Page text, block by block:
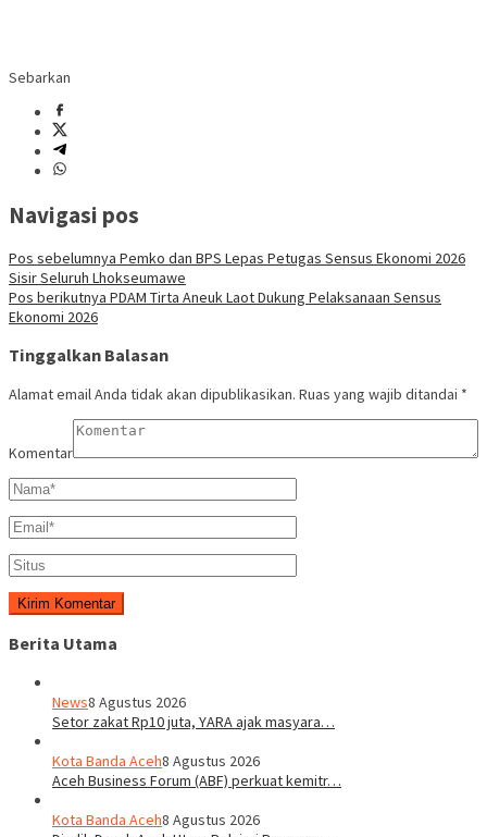
Sebarkan
Navigasi pos
Pos sebelumnya Pemko dan BPS Lepas Petugas Sensus Ekonomi 2026
Sisir Seluruh Lhokseumawe
Pos berikutnya PDAM Tirta Aneuk Laot Dukung Pelaksanaan Sensus
Ekonomi 2026
Tinggalkan Balasan
Alamat email Anda tidak akan dipublikasikan. Ruas yang wajib ditandai *
Komentar
Berita Utama
News8 Agustus 2026
Setor zakat Rp10 juta, YARA ajak masyara…
Kota Banda Aceh8 Agustus 2026
Aceh Business Forum (ABF) perkuat kemitr…
Kota Banda Aceh8 Agustus 2026